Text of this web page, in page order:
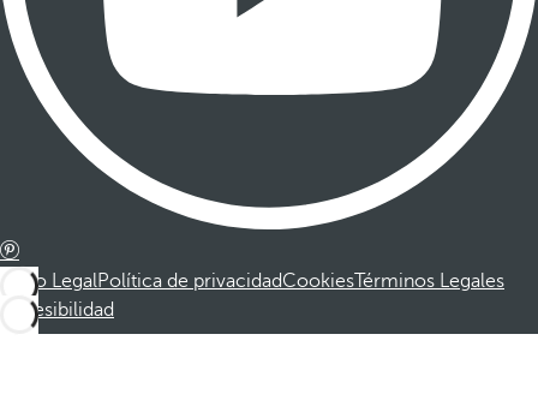
Aviso LegalPolítica de privacidadCookiesTérminos Legales
Accesibilidad